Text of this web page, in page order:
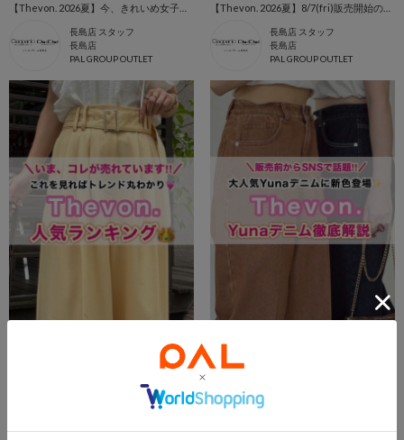
長島店 スタッフ
長島店
PAL GROUP OUTLET
【Thevon. 2026夏】8/7(fri)販売開始の新作アイテムまとめ🌷
長島店 スタッフ
長島店
PAL GROUP OUTLET
PAL GROUP OUTLET